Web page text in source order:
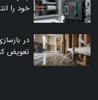
خود را
در
تعویض کنیم؟ ۷ نشانه‌ای که نباید